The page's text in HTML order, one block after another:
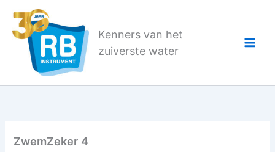
naar
Kenners van het
zuiverste water
ZwemZeker 4